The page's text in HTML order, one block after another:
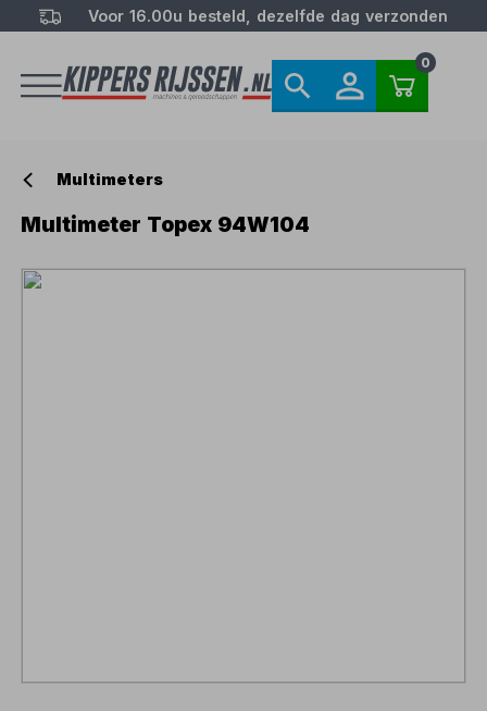
Voor 16.00u besteld, dezelfde dag verzonden
0
Multimeters
Multimeter Topex 94W104